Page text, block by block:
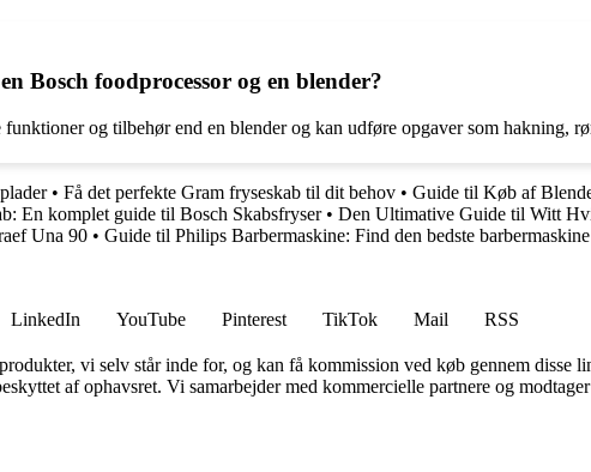
Bosch foodprocessor og en blender?
og tilbehør end en blender og kan udføre opgaver som hakning,
• Få det perfekte Gram fryseskab til dit behov • Guide til Køb af
En komplet guide til Bosch Skabsfryser• Den Ultimative Guide til Witt
Una 90 • Guide til Philips Barbermaskine: Find den bedste
LinkedIn YouTube Pinterest TikTok Mail
RSS
vi selv står inde for, og kan få kommission ved køb gennem disse
af ophavsret. Vi samarbejder med kommercielle partnere og